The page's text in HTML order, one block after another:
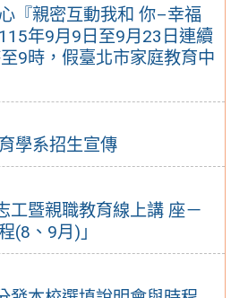
『親密互動我和 你–幸福
年9月9日至9月23日連續
9時，假臺北市家庭教育中
學系招生宣傳
工暨親職教育線上講 座－
(8、9月)」